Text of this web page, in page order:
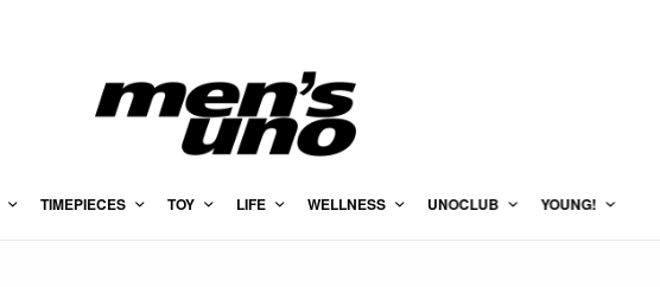
TIMEPIECES TOY LIFE WELLNESS UNOCLUB YOUNG!